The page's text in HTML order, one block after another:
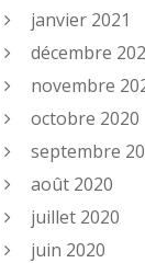
janvier 2021
décembre
novembre
octobre 2020
septembre
août 2020
juillet 2020
juin 2020